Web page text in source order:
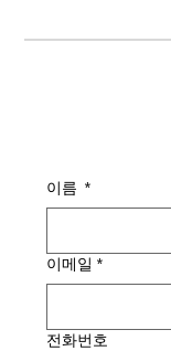
이름 *
이메일 *
전화번호